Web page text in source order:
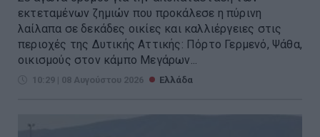
εκτεταμένων ζημιών που προκάλεσε η πύρινη
λαίλαπα σε δεκάδες οικίες και καλλιέργειες στις
περιοχές της Δυτικής Αττικής: Πόρτο Γερμενό, Ψάθα,
οικισμούς στον κάμπο Μεγάρων...
10:29 | 08 Αυγούστου 2026 Ελλάδα